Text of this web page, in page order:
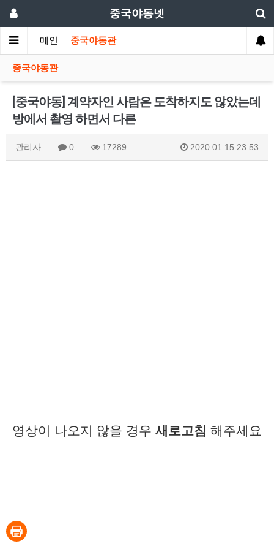
중국야동넷
메인 중국야동관
중국야동관
[중국야동] 계약자인 사람은 도착하지도 않았는데
방에서 촬영 하면서 다른
관리자 0 17289 2020.01.15 23:53
영상이 나오지 않을 경우 새로고침 해주세요